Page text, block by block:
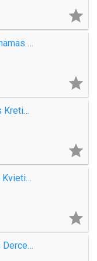

Parduodamas sodo namas Derceklių k.

Parduodamas namas Kretingos mieste

Parduodama sodyba Kvietinių k.

Parduodamas sodas Derceklių k., s/b Dituva